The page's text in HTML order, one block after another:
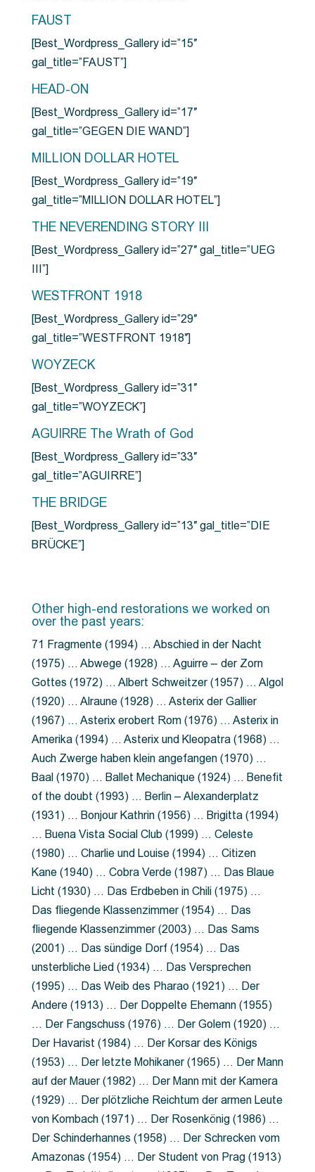
FAUST
[Best_Wordpress_Gallery id=”15″
gal_title=”FAUST”]
HEAD-ON
[Best_Wordpress_Gallery id=”17″
gal_title=”GEGEN DIE WAND”]
MILLION DOLLAR HOTEL
[Best_Wordpress_Gallery id=”19″
gal_title=”MILLION DOLLAR HOTEL”]
THE NEVERENDING STORY III
[Best_Wordpress_Gallery id=”27″ gal_title=”UEG
III”]
WESTFRONT 1918
[Best_Wordpress_Gallery id=”29″
gal_title=”WESTFRONT 1918″]
WOYZECK
[Best_Wordpress_Gallery id=”31″
gal_title=”WOYZECK”]
AGUIRRE The Wrath of God
[Best_Wordpress_Gallery id=”33″
gal_title=”AGUIRRE”]
THE BRIDGE
[Best_Wordpress_Gallery id=”13″ gal_title=”DIE
BRÜCKE”]
Other high-end restorations we worked on
over the past years:
71 Fragmente (1994) … Abschied in der Nacht
(1975) … Abwege (1928) … Aguirre – der Zorn
Gottes (1972) … Albert Schweitzer (1957) … Algol
(1920) … Alraune (1928) … Asterix der Gallier
(1967) … Asterix erobert Rom (1976) … Asterix in
Amerika (1994) … Asterix und Kleopatra (1968) …
Auch Zwerge haben klein angefangen (1970) …
Baal (1970) … Ballet Mechanique (1924) … Benefit
of the doubt (1993) … Berlin – Alexanderplatz
(1931) … Bonjour Kathrin (1956) … Brigitta (1994)
… Buena Vista Social Club (1999) … Celeste
(1980) … Charlie und Louise (1994) … Citizen
Kane (1940) … Cobra Verde (1987) … Das Blaue
Licht (1930) … Das Erdbeben in Chili (1975) …
Das fliegende Klassenzimmer (1954) … Das
fliegende Klassenzimmer (2003) … Das Sams
(2001) … Das sündige Dorf (1954) … Das
unsterbliche Lied (1934) … Das Versprechen
(1995) … Das Weib des Pharao (1921) … Der
Andere (1913) … Der Doppelte Ehemann (1955)
… Der Fangschuss (1976) … Der Golem (1920) …
Der Havarist (1984) … Der Korsar des Königs
(1953) … Der letzte Mohikaner (1965) … Der Mann
auf der Mauer (1982) … Der Mann mit der Kamera
(1929) … Der plötzliche Reichtum der armen Leute
von Kombach (1971) … Der Rosenkönig (1986) …
Der Schinderhannes (1958) … Der Schrecken vom
Amazonas (1954) … Der Student von Prag (1913)